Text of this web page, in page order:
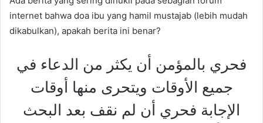
internet bahwa doa ibu yang hamil mustajab (lebih mudah
dikabulkan), apakah berita ini benar?
فحري بالمؤمن أن يكثر من الدعاء في
جميع الأوقات ويتحرى منها أوقات
الإجابة فحري أن لم نقف بعد البحث